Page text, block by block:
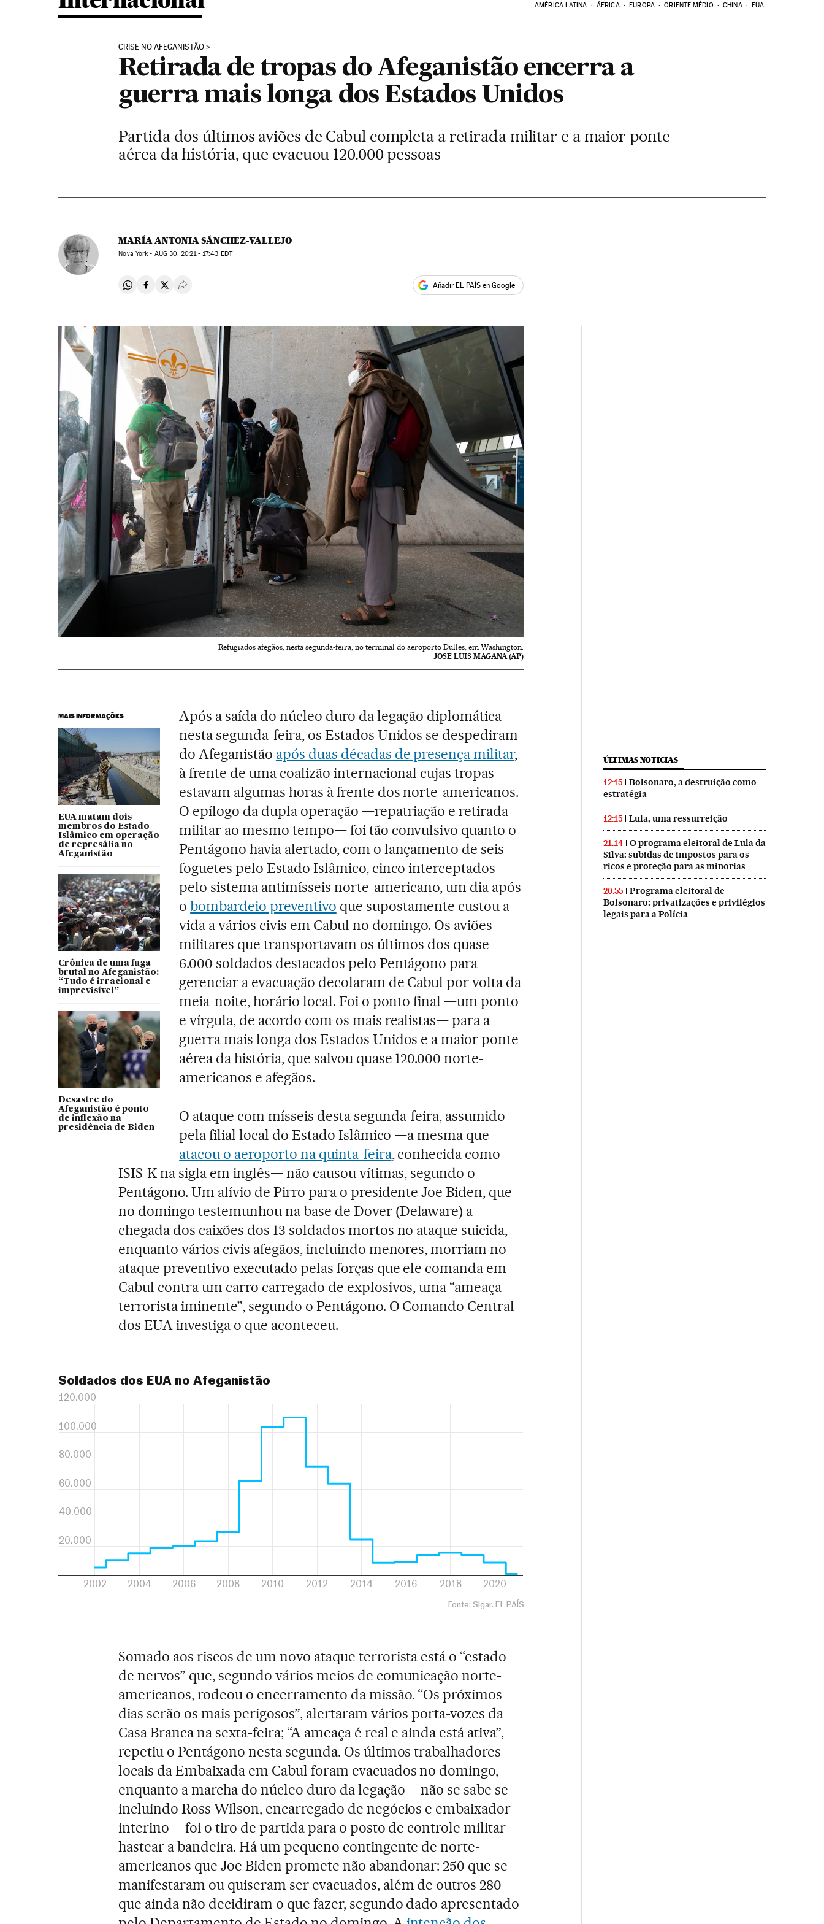
AMÉRICA LATINA ÁFRICA EUROPA ORIENTE MÉDIO CHINA EUA
CRISE NO AFEGANISTÃO
Retirada de tropas do Afeganistão encerra a
guerra mais longa dos Estados Unidos
Partida dos últimos aviões de Cabul completa a retirada militar e a maior ponte
aérea da história, que evacuou 120.000 pessoas
MARÍA ANTONIA SÁNCHEZ-VALLEJO
Nova York - AUG30, 2021 - 17:43 EDT
Compartir en Whatsapp
Compartir en Facebook
Compartir en Twitter
Desplegar Redes Sociales Añadir EL PAÍS en Google
Refugiados afegãos, nesta segunda-feira, no terminal do aeroporto Dulles, em Washington.
JOSE LUIS MAGANA (AP)
MAIS INFORMAÇÕES
EUA matam dois
membros do Estado
Islâmico em operação
de represália no
Afeganistão
Crônica de uma fuga
brutal no Afeganistão:
“Tudo é irracional e
imprevisível”
Desastre do
Afeganistão é ponto
de inflexão na
presidência de Biden
Após a saída do núcleo duro da legação diplomática
nesta segunda-feira, os Estados Unidos se despediram
do Afeganistão após duas décadas de presença militar,
à frente de uma coalizão internacional cujas tropas
estavam algumas horas à frente dos norte-americanos.
O epílogo da dupla operação —repatriação e retirada
militar ao mesmo tempo— foi tão convulsivo quanto o
Pentágono havia alertado, com o lançamento de seis
foguetes pelo Estado Islâmico, cinco interceptados
pelo sistema antimísseis norte-americano, um dia após
obombardeio preventivo que supostamente custou a
vida a vários civis em Cabul no domingo. Os aviões
militares que transportavam os últimos dos quase
6.000 soldados destacados pelo Pentágono para
gerenciar a evacuação decolaram de Cabul por volta da
meia-noite, horário local. Foi o ponto final —um ponto
e vírgula, de acordo com os mais realistas— para a
guerra mais longa dos Estados Unidos e a maior ponte
aérea da história, que salvou quase 120.000 norte-
americanos e afegãos.
O ataque com mísseis desta segunda-feira, assumido
pela filial local do Estado Islâmico —a mesma que
atacou o aeroporto na quinta-feira, conhecida como
ISIS-K na sigla em inglês— não causou vítimas, segundo o
Pentágono. Um alívio de Pirro para o presidente Joe Biden, que
no domingo testemunhou na base de Dover (Delaware) a
chegada dos caixões dos 13 soldados mortos no ataque suicida,
enquanto vários civis afegãos, incluindo menores, morriam no
ataque preventivo executado pelas forças que ele comanda em
Cabul contra um carro carregado de explosivos, uma “ameaça
terrorista iminente”, segundo o Pentágono. O Comando Central
dos EUA investiga o que aconteceu.
Somado aos riscos de um novo ataque terrorista está o “estado
de nervos” que, segundo vários meios de comunicação norte-
americanos, rodeou o encerramento da missão. “Os próximos
dias serão os mais perigosos”, alertaram vários porta-vozes da
Casa Branca na sexta-feira; “A ameaça é real e ainda está ativa”,
repetiu o Pentágono nesta segunda. Os últimos trabalhadores
locais da Embaixada em Cabul foram evacuados no domingo,
enquanto a marcha do núcleo duro da legação —não se sabe se
incluindo Ross Wilson, encarregado de negócios e embaixador
interino— foi o tiro de partida para o posto de controle militar
hastear a bandeira. Há um pequeno contingente de norte-
americanos que Joe Biden promete não abandonar: 250 que se
manifestaram ou quiseram ser evacuados, além de outros 280
que ainda não decidiram o que fazer, segundo dado apresentado
ÚLTIMAS NOTICIAS
12:15
Bolsonaro, a destruição como
estratégia
12:15 Lula, uma ressurreição
21:14
O programa eleitoral de Lula da
Silva: subidas de impostos para os
ricos e proteção para as minorias
20:55
Programa eleitoral de
Bolsonaro: privatizações e privilégios
legais para a Polícia